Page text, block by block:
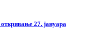
27. јануара